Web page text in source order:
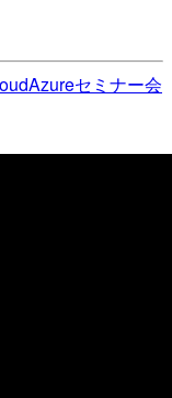
Azureセミナー会